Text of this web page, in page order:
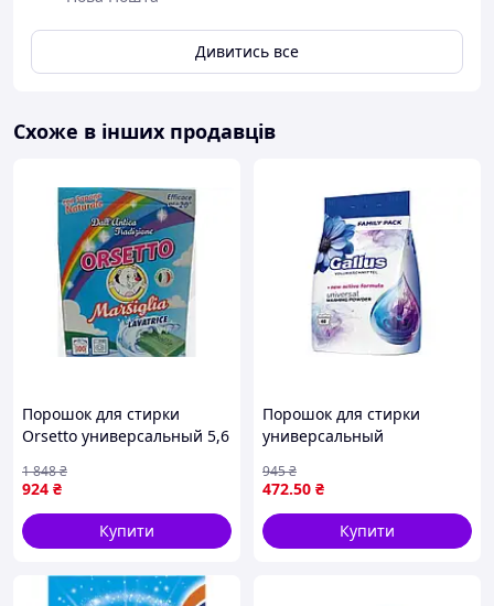
Дивитись все
Схоже в інших продавців
Порошок для стирки
Orsetto универсальный 5,6
белья с натуральным
мылом и энзимами
924 ₴
1 848₴
Купити
Порошок для стирки
универсальный
белого и цветного белья
ТМ Gallus
472.50 ₴
945₴
Купити